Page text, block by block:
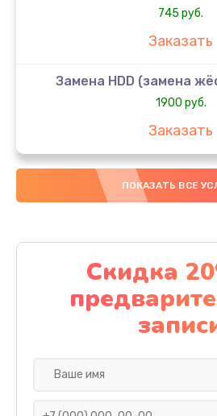
745 руб.
Заказать
Замена HDD (замена
1900 руб.
Заказать
Замена
900 руб.
Замена
1500 руб.
Заказать
ПОКАЗАТЬ ВСЕ
Скидка